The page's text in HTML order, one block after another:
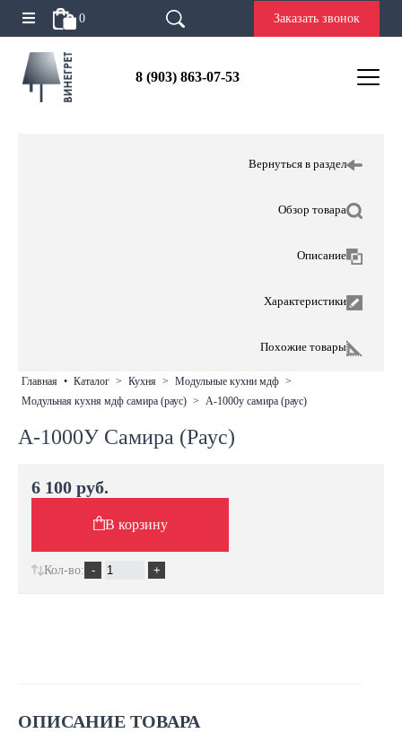
0 Заказать звонок
8 (903) 863-07-53
Вернуться в раздел
Обзор товара
Описание
Характеристики
Похожие товары
главная • каталог > кухня > модульные кухни мдф >
модульная кухня мдф самира (раус) > а-1000у самира (раус)
А-1000У Самира (Раус)
ОПИСАНИЕ ТОВАРА
6 100 руб.
В корзину
Кол-во: